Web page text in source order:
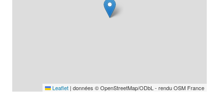
Leaflet | données © OpenStreetMap/ODbL - rendu OSM France